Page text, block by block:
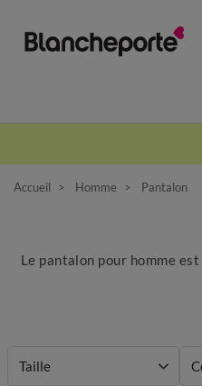
Accueil Homme Pantalon
Le pantalon pour homme
Taille